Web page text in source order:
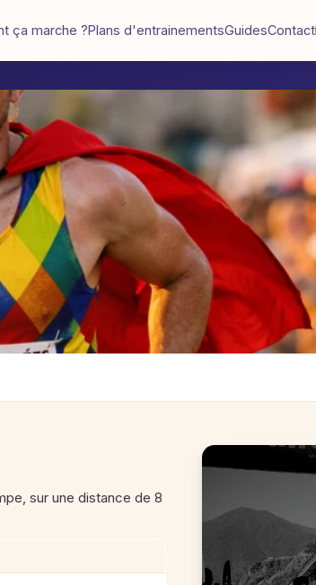
ça marche ?Plans d'entrainementsGuidesContact
sur une distance de 8